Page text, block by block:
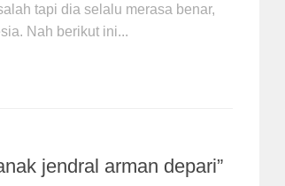
tapi dia selalu merasa benar,
Nah berikut ini...
jendral arman depari”